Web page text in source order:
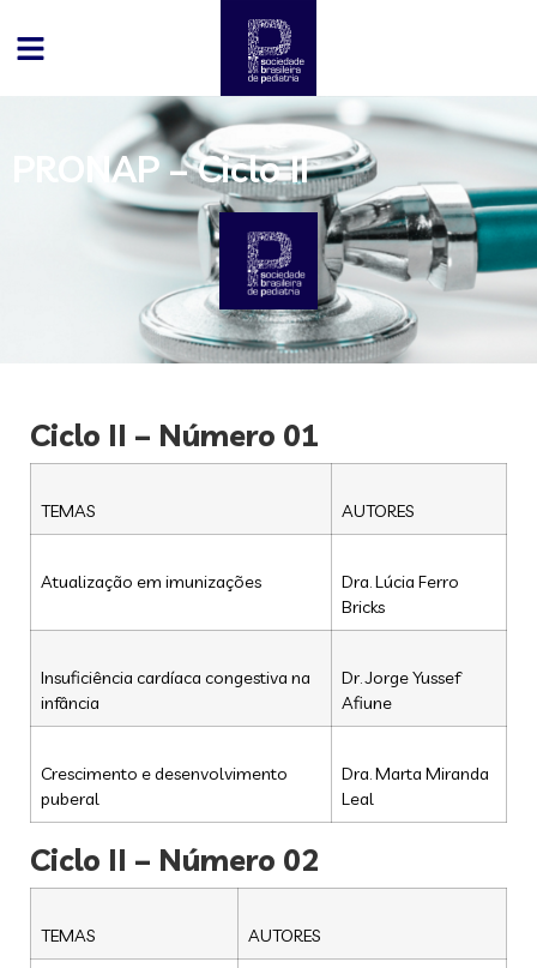
PRONAP – Ciclo II
Ciclo II – Número 01
TEMAS AUTORES
Atualização em imunizações
Dra. Lúcia Ferro
Bricks
Insuficiência cardíaca congestiva na
infância
Dr. Jorge Yussef
Afiune
Crescimento e desenvolvimento
puberal
Dra. Marta Miranda
Leal
Ciclo II – Número 02
TEMAS AUTORES